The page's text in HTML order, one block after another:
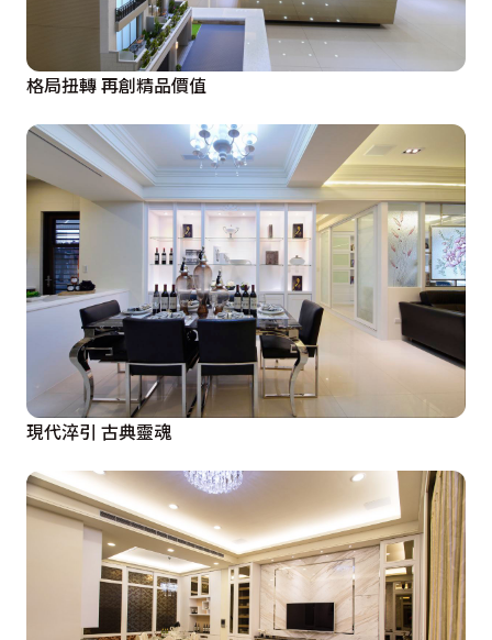
格局扭轉 再創精品價值
現代淬引 古典靈魂